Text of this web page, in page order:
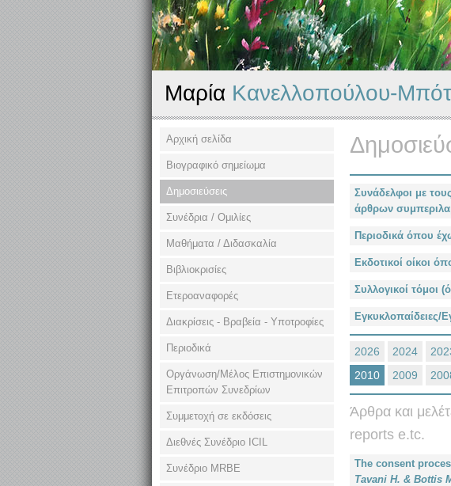
Μαρία Κανελλοπούλου-
Αρχική σελίδα
Βιογραφικό σημείωμα
Δημοσιεύσεις
Συνέδρια / Ομιλίες
Μαθήματα / Διδασκαλία
Βιβλιοκρισίες
Ετεροαναφορές
Διακρίσεις - Βραβεία - Υποτροφίες
Περιοδικά
Οργάνωση/Μέλος Επιστημονικών
Επιτροπών Συνεδρίων
Συμμετοχή σε εκδόσεις
Διεθνές Συνέδριο ΙCIL
Συνέδριο MRBE
Συνάδελφοι με
άρθρων
Περιοδικά όπου
Eκδοτικοί οίκοι
Συλλογικοί τόμοι
Eγκυκλοπαίδειες/
2026 2024
2010
2009
Άρθρα και
reports e.tc.
The consent
Tavani H. & Bottis